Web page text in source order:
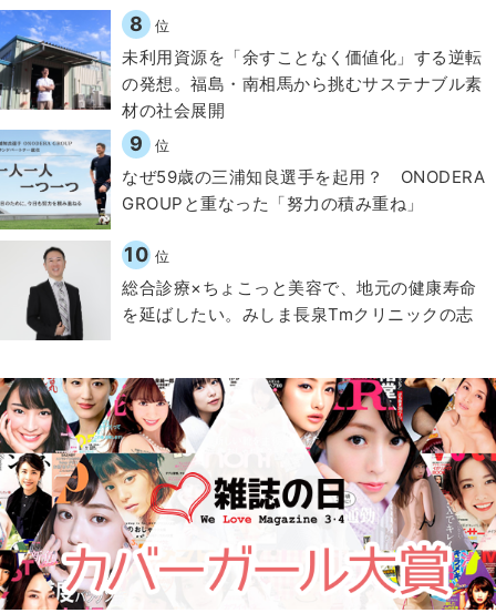
8 位
​​未利用資源を「余すことなく価値化」する逆転
の発想。福島・南相馬から挑むサステナブル素
材の社会展開​
9 位
なぜ59歳の三浦知良選手を起用？ ONODERA
GROUPと重なった「努力の積み重ね」
10 位
総合診療×ちょこっと美容で、地元の健康寿命
を延ばしたい。みしま長泉Tmクリニックの志